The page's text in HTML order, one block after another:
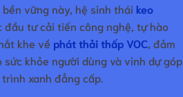
vững này, hệ sinh thái keo
đầu tư cải tiến công nghệ, tự hào
khe về phát thải thấp VOC , đảm
khỏe người dùng và vinh dự góp
xanh đẳng cấp.